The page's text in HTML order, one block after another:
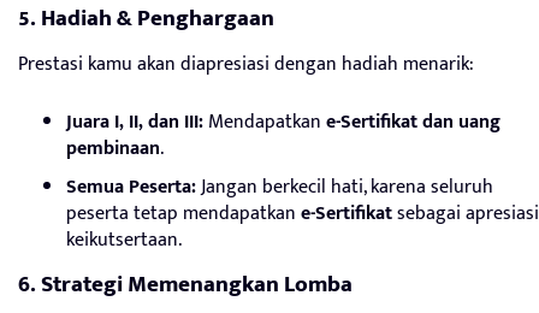
5. Hadiah & Penghargaan
Prestasi kamu akan diapresiasi dengan hadiah menarik:
Juara I, II, dan III:Mendapatkane-Sertifikat dan uang
pembinaan.
Semua Peserta:Jangan berkecil hati, karena seluruh
peserta tetap mendapatkane-Sertifikatsebagai apresiasi
keikutsertaan.
6. Strategi Memenangkan Lomba